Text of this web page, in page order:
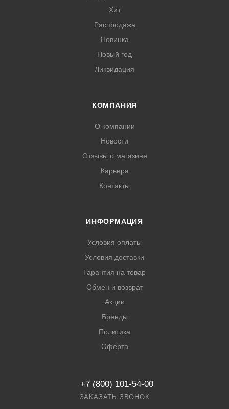
Хит
Распродажа
Новинка
Новый год
Ликвидация
КОМПАНИЯ
О компании
Новости
Отзывы о магазине
Карьера
Контакты
ИНФОРМАЦИЯ
Условия оплаты
Условия доставки
Гарантия на товар
Обмен и возврат
Акции
Бренды
Политика
Оферта
+7 (800) 101-54-00
ЗАКАЗАТЬ ЗВОНОК